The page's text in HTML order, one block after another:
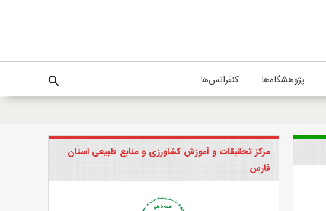
پژوهشگاه‌ها کنفرانس‌ها search
مرکز تحقیقات و آموزش کشاورزی و منابع طبیعی استان
فارس